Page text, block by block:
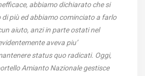
abbiamo dichiarato che si
più ed abbiamo cominciato a farlo
aiuto, anzi in parte ostati nel
aveva piu’
status quo radicati. Oggi,
Amianto Nazionale gestisce